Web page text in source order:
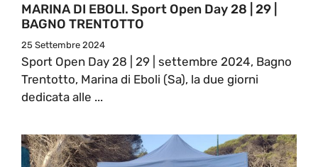
MARINA DI EBOLI. Sport Open Day 28 | 29 |
BAGNO TRENTOTTO
25 Settembre 2024
Sport Open Day 28 | 29 | settembre 2024, Bagno
Trentotto, Marina di Eboli (Sa), la due giorni
dedicata alle ...